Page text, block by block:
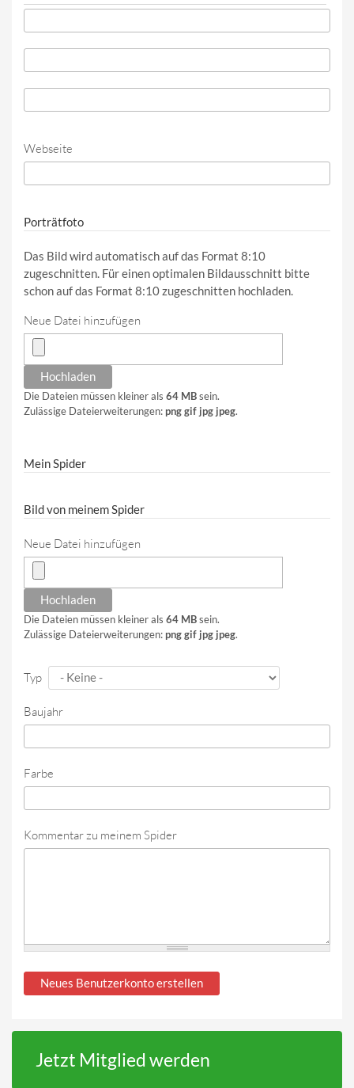
Webseite
Porträtfoto
Das Bild wird automatisch auf das Format 8:10
zugeschnitten. Für einen optimalen Bildausschnitt bitte
schon auf das Format 8:10 zugeschnitten hochladen.
Neue Datei hinzufügen
Die Dateien müssen kleiner als 64 MBsein.
Zulässige Dateierweiterungen:png gif jpg jpeg.
Mein Spider
Bild von meinem Spider
Neue Datei hinzufügen
Die Dateien müssen kleiner als 64 MBsein.
Zulässige Dateierweiterungen:png gif jpg jpeg.
Typ
Baujahr
Farbe
Kommentar zu meinem Spider
Jetzt Mitglied werden